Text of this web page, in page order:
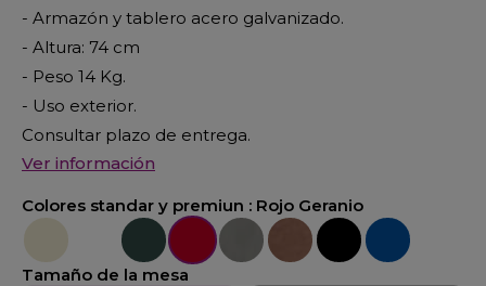
- Armazón y tablero acero galvanizado.
- Altura: 74 cm
- Peso 14 Kg.
- Uso exterior.
Consultar plazo de entrega.
Ver información
Colores standar y premiun : Rojo Geranio
Beige - Crema
Blanco Ibiza
AntracitaRojo Geranio
IndustrialOxido NegroAzul
Tamaño de la mesa